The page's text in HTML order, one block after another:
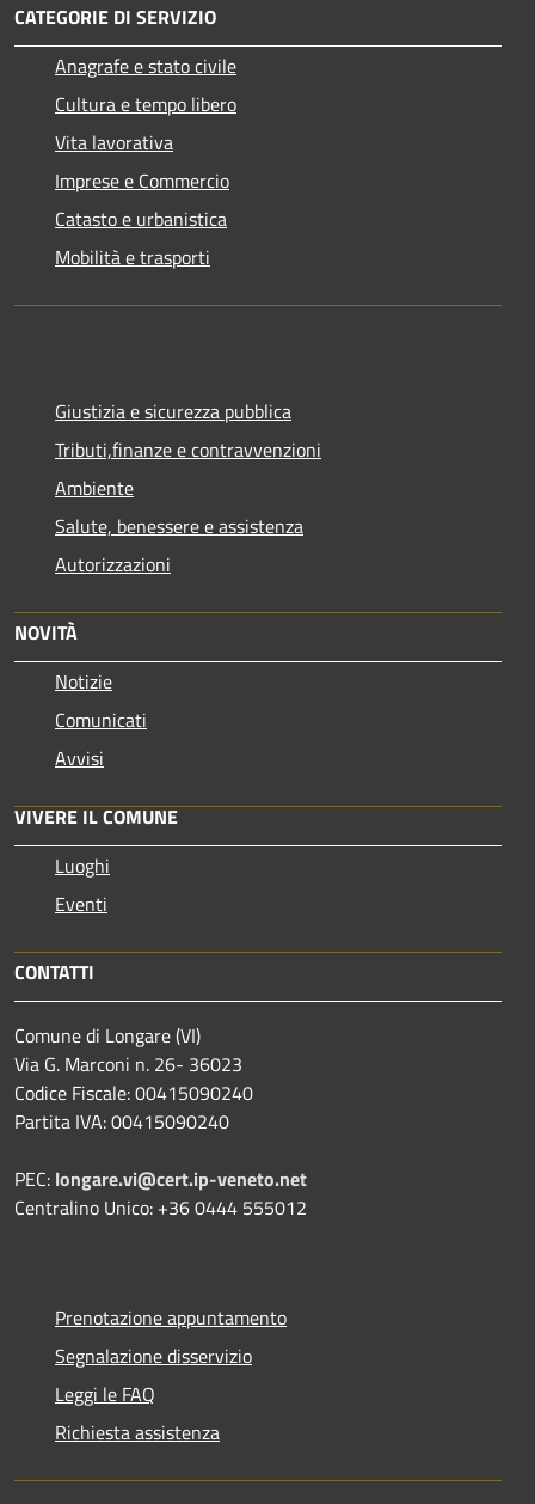
CATEGORIE DI SERVIZIO
Anagrafe e stato civile
Cultura e tempo libero
Vita lavorativa
Imprese e Commercio
Catasto e urbanistica
Mobilità e trasporti
Giustizia e sicurezza pubblica
Tributi,finanze e contravvenzioni
Ambiente
Salute, benessere e assistenza
Autorizzazioni
NOVITÀ
Notizie
Comunicati
Avvisi
VIVERE IL COMUNE
Luoghi
Eventi
CONTATTI
Comune di Longare (VI)
Via G. Marconi n. 26- 36023
Codice Fiscale: 00415090240
Partita IVA: 00415090240
PEC: longare.vi@cert.ip-veneto.net
Centralino Unico: +36 0444 555012
Prenotazione appuntamento
Segnalazione disservizio
Leggi le FAQ
Richiesta assistenza